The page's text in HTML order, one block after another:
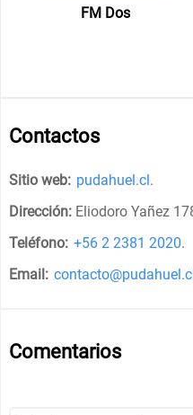
FM Dos
Contactos
Sitio web: pudahuel.cl.
Dirección: Eliodoro Yañez
Teléfono: +56 2 2381 2020.
Email:
Comentarios